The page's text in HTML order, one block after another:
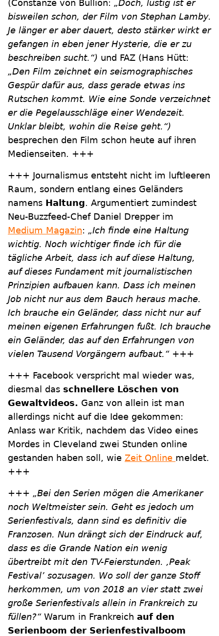
(Constanze von Bullion: „Doch, lustig ist er
bisweilen schon, der Film von Stephan Lamby.
Je länger er aber dauert, desto stärker wirkt er
gefangen in eben jener Hysterie, die er zu
beschreiben sucht.“) und FAZ (Hans Hütt:
„Den Film zeichnet ein seismographisches
Gespür dafür aus, dass gerade etwas ins
Rutschen kommt. Wie eine Sonde verzeichnet
er die Pegelausschläge einer Wendezeit.
Unklar bleibt, wohin die Reise geht.“)
besprechen den Film schon heute auf ihren
Medienseiten. +++
+++ Journalismus entsteht nicht im luftleeren
Raum, sondern entlang eines Geländers
namens Haltung. Argumentiert zumindest
Neu-Buzzfeed-Chef Daniel Drepper im
Medium Magazin: „Ich finde eine Haltung
wichtig. Noch wichtiger finde ich für die
tägliche Arbeit, dass ich auf diese Haltung,
auf dieses Fundament mit journalistischen
Prinzipien aufbauen kann. Dass ich meinen
Job nicht nur aus dem Bauch heraus mache.
Ich brauche ein Geländer, dass nicht nur auf
meinen eigenen Erfahrungen fußt. Ich brauche
ein Geländer, das auf den Erfahrungen von
vielen Tausend Vorgängern aufbaut.“ +++
+++ Facebook verspricht mal wieder was,
diesmal das schnellere Löschen von
Gewaltvideos. Ganz von allein ist man
allerdings nicht auf die Idee gekommen:
Anlass war Kritik, nachdem das Video eines
Mordes in Cleveland zwei Stunden online
gestanden haben soll, wie Zeit Online meldet.
+++
+++ „Bei den Serien mögen die Amerikaner
noch Weltmeister sein. Geht es jedoch um
Serienfestivals, dann sind es definitiv die
Franzosen. Nun drängt sich der Eindruck auf,
dass es die Grande Nation ein wenig
übertreibt mit den TV-Feierstunden. ,Peak
Festival’ sozusagen. Wo soll der ganze Stoff
herkommen, um von 2018 an vier statt zwei
große Serienfestivals allein in Frankreich zu
füllen?“ Warum in Frankreich auf den
Serienboom der Serienfestivalboom